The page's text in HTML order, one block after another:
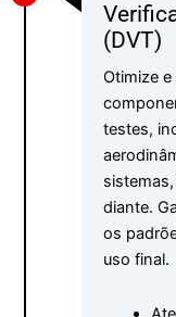
(DVT)
Otimize
testes,
diante.
os
uso final.